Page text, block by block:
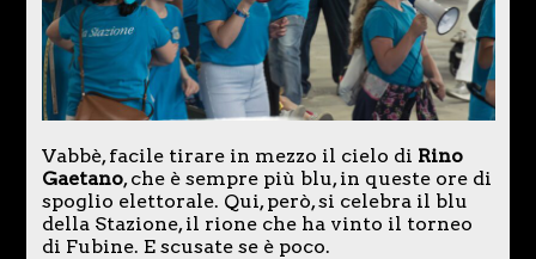
Vabbè, facile tirare in mezzo il cielo di Rino
Gaetano, che è sempre più blu, in queste ore di
spoglio elettorale. Qui, però, si celebra il blu
della Stazione, il rione che ha vinto il torneo
di Fubine. E scusate se è poco.